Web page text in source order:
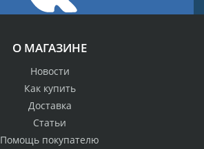
О МАГАЗИНЕ
Новости
Как купить
Доставка
Статьи
Помощь покупателю